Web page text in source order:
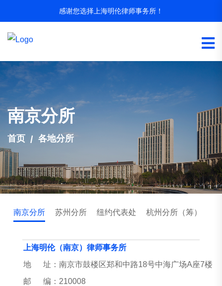
感谢您选择上海明伦律师事务所！
南京分所
首页 各地分所
南京分所 苏州分所 纽约代表处 杭州分所（筹）
上海明伦（南京）律师事务所
地 址：南京市鼓楼区郑和中路18号中海广场A座7楼
邮 编：210008